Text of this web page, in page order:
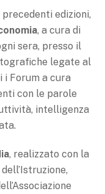
edizioni,
, a cura di
sera, presso il
legate al
i Forum a cura
con le parole
intelligenza
, realizzato con la